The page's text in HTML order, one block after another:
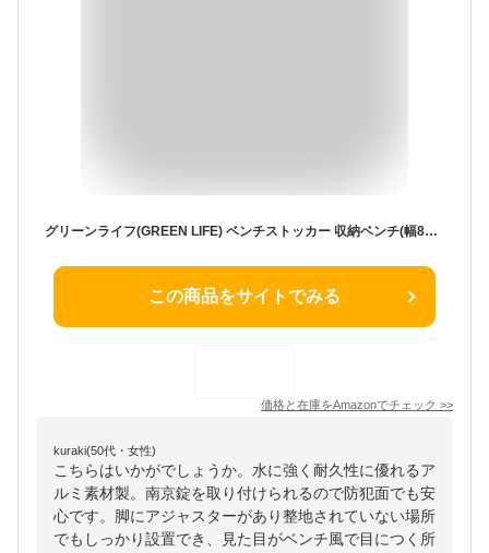
グリーンライフ(GREEN LIFE) ベンチストッカー 収納ベンチ(幅84×奥行36.5×高さ32cm 座面耐荷重100㎏)物置 屋外収納 ボックス 倉庫 縁台 屋外 ベランダ 収納 サビにくいアルミ製 ステップ 踏み台 AFS-84N
この商品をサイトでみる
価格と在庫をAmazonでチェック >>
kuraki(50代・女性)
こちらはいかがでしょうか。水に強く耐久性に優れるア
ルミ素材製。南京錠を取り付けられるので防犯面でも安
心です。脚にアジャスターがあり整地されていない場所
でもしっかり設置でき、見た目がベンチ風で目につく所